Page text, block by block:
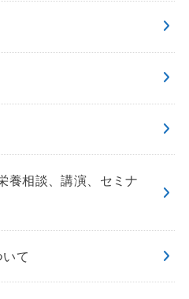
養相談、講演、セミナ
て